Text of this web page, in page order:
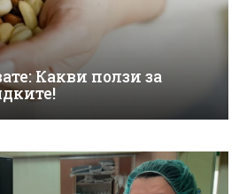
Какви ползи за